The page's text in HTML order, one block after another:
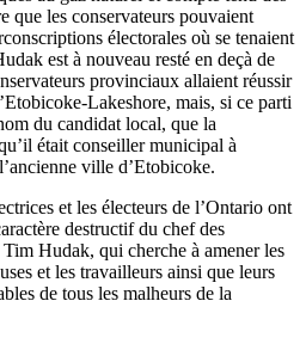
que les conservateurs pouvaient
électorales où se tenaient
est à nouveau resté en deçà de
provinciaux allaient réussir
Lakeshore, mais, si ce parti
du candidat local, que la
était conseillermunicipal à
l’ancienne ville d’Etobicoke.
et les électeurs de l’Ontario ont
destructifdu chef des
Tim Hudak, qui cherche à amenerles
et les travailleurs ainsi que leurs
de tous les malheurs de la